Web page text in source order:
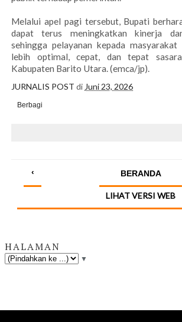
Melalui apel pagi tersebut, Bupati
dapat terus meningkatkan kinerja
sehingga pelayanan kepada
lebih optimal, cepat, dan tepat
Kabupaten Barito Utara. (emca/jp).
JURNALIS POST di Juni 23, 2026
Berbagi
‹ BERANDA
LIHAT VERSI WEB
HALAMAN
▼